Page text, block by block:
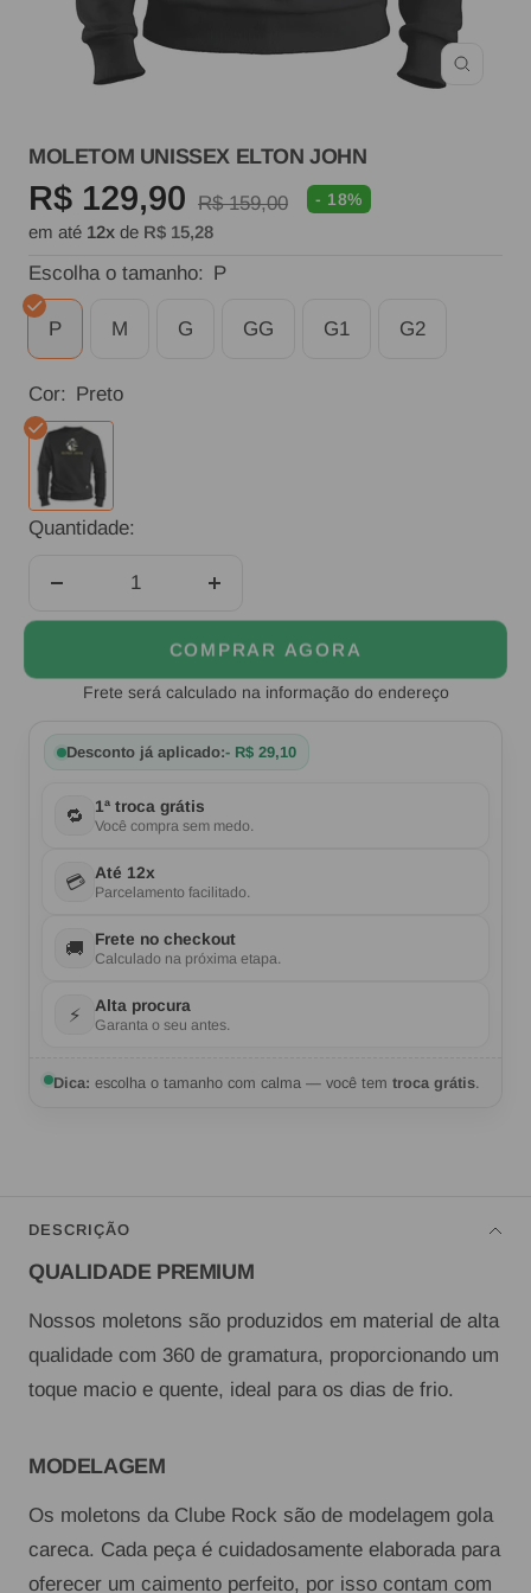
MOLETOM UNISSEX ELTON JOHN
Preço
promocional
R$ 129,90 Preço
normal
R$ 159,00 - 18%
em até 12x de R$ 15,28
Escolha o tamanho: P
P M G GG G1 G2
Cor:
Preto
Preto
Quantidade:
COMPRAR AGORA
Frete será calculado na informação do endereço
Desconto já aplicado:- R$ 29,10
🔁 1ª troca grátis
Você compra sem medo.
💳 Até 12x
Parcelamento facilitado.
🚚 Frete no checkout
Calculado na próxima etapa.
⚡ Alta procura
Garanta o seu antes.
Dica: escolha o tamanho com calma — você tem troca grátis.
DESCRIÇÃO
QUALIDADE PREMIUM
Nossos moletons são produzidos em material de alta
qualidade com 360 de gramatura, proporcionando um
toque macio e quente, ideal para os dias de frio.
MODELAGEM
Os moletons da Clube Rock são de modelagem gola
careca. Cada peça é cuidadosamente elaborada para
oferecer um caimento perfeito, por isso contam com